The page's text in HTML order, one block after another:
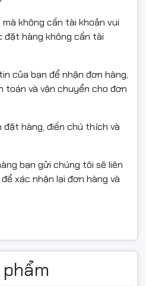
Chi tiết
HP Q7516A / Canon CRG-
309 / Canon 509
không cần tài khoản vui
đặt hàng không cần tài
của bạn để nhận đơn hàng,
và vận chuyển cho đơn
đặt hàng, điền chú thích và
bạn gửi chúng tôi sẽ liên
xác nhận lại đơn hàng và